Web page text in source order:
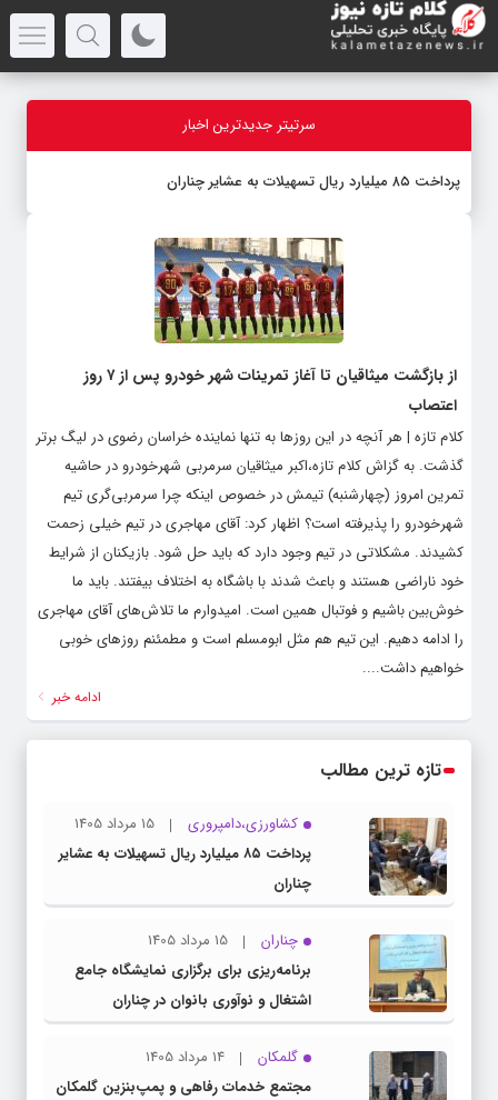
سرتیتر جدیدترین اخبار
پرداخت ۸۵ میلیارد ریال تسهیلات به عشایر چناران
از بازگشت میثاقیان تا آغاز تمرینات شهر خودرو پس از ۷ روز
اعتصاب
کلام تازه | هر آنچه در این روزها به تنها نماینده خراسان رضوی در لیگ برتر
گذشت. به گزاش کلام تازه،اکبر میثاقیان سرمربی شهرخودرو در حاشیه
تمرین امروز (چهارشنبه) تیمش در خصوص اینکه چرا سرمربی‌گری تیم
شهرخودرو را پذیرفته است؟ اظهار کرد: آقای مهاجری در تیم خیلی زحمت
کشیدند. مشکلاتی در تیم وجود دارد که باید حل شود. بازیکنان از شرایط
خود ناراضی هستند و باعث شدند با باشگاه به اختلاف بیفتند. باید ما
خوش‌بین باشیم و فوتبال همین است. امیدوارم ما تلاش‌های آقای مهاجری
را ادامه دهیم. این تیم هم مثل ابومسلم است و مطمئنم روزهای خوبی
خواهیم داشت....
ادامه خبر
تازه ترین مطالب
کشاورزی،دامپروری
15 مرداد 1405
پرداخت ۸۵ میلیارد ریال تسهیلات به عشایر
چناران
چناران
15 مرداد 1405
برنامه‌ریزی برای برگزاری نمایشگاه جامع
اشتغال و نوآوری بانوان در چناران
گلمکان
14 مرداد 1405
مجتمع خدمات رفاهی و پمپ‌بنزین گلمکان